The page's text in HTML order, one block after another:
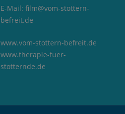
E-Mail: film@vom-stottern-
befreit.de
www.vom-stottern-befreit.de
www.therapie-fuer-
stotternde.de